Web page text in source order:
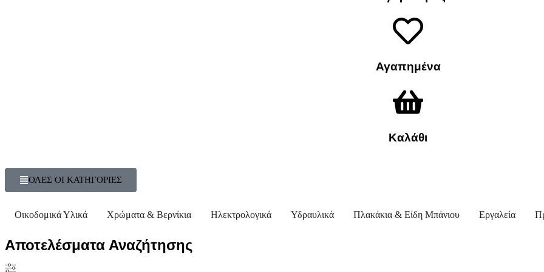
Αγαπημένα
Καλάθι
ΟΛΕΣ ΟΙ ΚΑΤΗΓΟΡΙΕΣ
Οικοδομικά Υλικά Χρώματα & Βερνίκια Ηλεκτρολογικά Υδραυλικά Πλακάκια & Είδη Μπάνιου Εργαλεία
Αποτελέσματα Αναζήτησης